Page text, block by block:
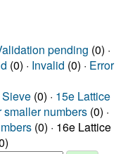
pending (0) ·
(0) · Invalid (0) · Error
(0) · 15e Lattice
smaller numbers (0) ·
(0) · 16e Lattice